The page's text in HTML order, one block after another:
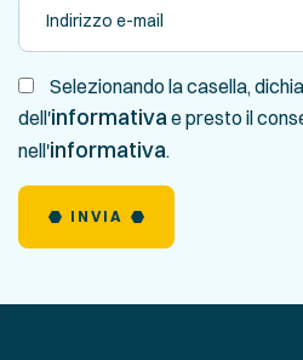
Selezionando la casella,
dell'informativae presto il
nell'informativa.
INVIA